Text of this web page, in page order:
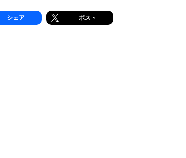
シェア ポスト